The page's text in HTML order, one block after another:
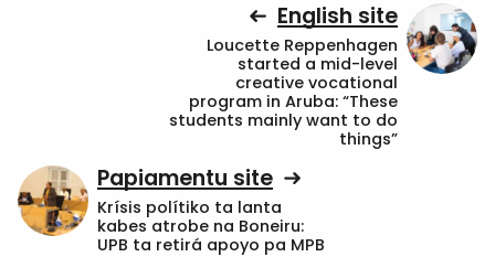
English site
Loucette Reppenhagen
started a mid-level
creative vocational
program in Aruba: “These
students mainly want to do
things”
Papiamentu site
Krísis polítiko ta lanta
kabes atrobe na Boneiru:
UPB ta retirá apoyo pa MPB